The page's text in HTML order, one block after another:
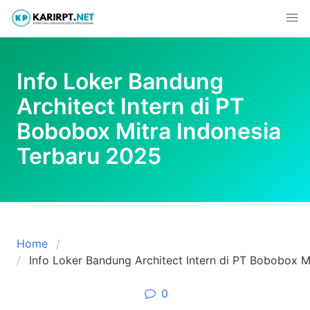
Skip
content
Info Loker Bandung
Architect Intern di PT
Bobobox Mitra Indonesia
Terbaru 2025
Home
Info Loker Bandung Architect Intern di PT Bobobox
0